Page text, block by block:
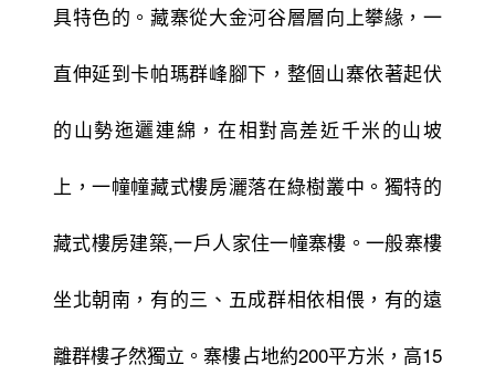
具特色的。藏寨從大金河谷層層向上攀緣，一
直伸延到卡帕瑪群峰腳下，整個山寨依著起伏
的山勢迤邐連綿，在相對高差近千米的山坡
上，一幢幢藏式樓房灑落在綠樹叢中。獨特的
藏式樓房建築,一戶人家住一幢寨樓。一般寨樓
坐北朝南，有的三、五成群相依相偎，有的遠
離群樓孑然獨立。寨樓占地約200平方米，高15